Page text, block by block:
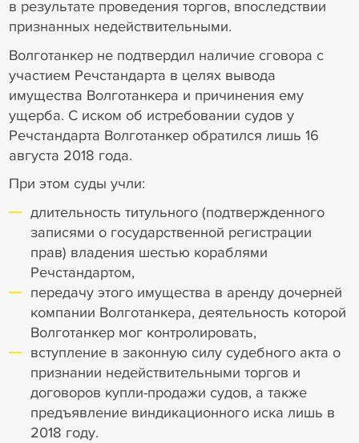
в результате проведения торгов, впоследствии
признанных недействительными.
Волготанкер не подтвердил наличие сговора с
участием Речстандарта в целях вывода
имущества Волготанкера и причинения ему
ущерба. С иском об истребовании судов у
Речстандарта Волготанкер обратился лишь 16
августа 2018 года.
При этом суды учли:
длительность титульного (подтвержденного
записями о государственной регистрации
прав) владения шестью кораблями
Речстандартом,
передачу этого имущества в аренду дочерней
компании Волготанкера, деятельность которой
Волготанкер мог контролировать,
вступление в законную силу судебного акта о
признании недействительными торгов и
договоров купли-продажи судов, а также
предъявление виндикационного иска лишь в
2018 году.